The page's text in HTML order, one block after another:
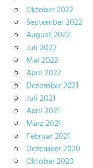
Oktober 2022
September 2022
August 2022
Juli 2022
Mai 2022
April 2022
Dezember 2021
Juli 2021
April 2021
März 2021
Februar 2021
Dezember 2020
Oktober 2020